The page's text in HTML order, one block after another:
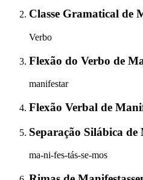
Classe Gramatical de
Verbo
Flexão do Verbo de
manifestar
Flexão Verbal de
Separação Silábica de
ma-ni-fes-tás-se-mos